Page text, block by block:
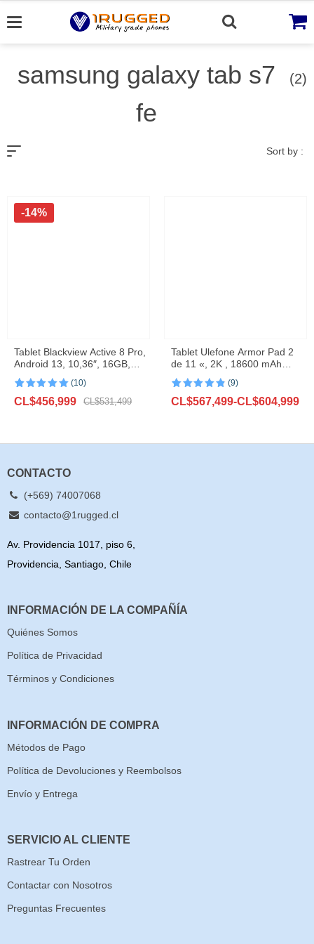
to
samsung galaxy tab s7
fe
(2)
Sort by :
-14%
Tablet Blackview Active 8 Pro,
Android 13, 10,36″, 16GB,
256GB, 22000mAh
5.00de 5 en
base a
(10)
CL$531,499
El
era:
CL$456,999
El
es:
Tablet Ulefone Armor Pad 2
de 11 «, 2K , 18600 mAh
,IP68/IP69K, Android 13, NFC,
GPS, 4G,16GB + 256GB
4.89de 5
en base a
(9)
CL$567,499-CL$604,999
Rango
desde
CONTACTO
(+569) 74007068
contacto@1rugged.cl
Av. Providencia 1017, piso 6,
Providencia, Santiago, Chile
INFORMACIÓN DE LA COMPAÑÍA
Quiénes Somos
Política de Privacidad
Términos y Condiciones
INFORMACIÓN DE COMPRA
Métodos de Pago
Política de Devoluciones y Reembolsos
Envío y Entrega
SERVICIO AL CLIENTE
Rastrear Tu Orden
Contactar con Nosotros
Preguntas Frecuentes